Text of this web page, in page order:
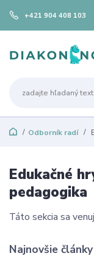
+421 904 408 103
Odborník radí
Edukačné
pedagogika
Táto sekcia sa
Najnovšie články